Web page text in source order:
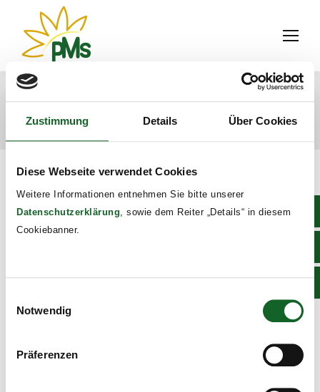
Zustimmung Details Über Cookies
Diese Webseite verwendet Cookies
Weitere Informationen entnehmen Sie bitte unserer
Datenschutzerklärung, sowie dem Reiter „Details“ in diesem
Cookiebanner.
Notwendig
Präferenzen
Daily Archives:4. July 2026
You are here:
Home 2026